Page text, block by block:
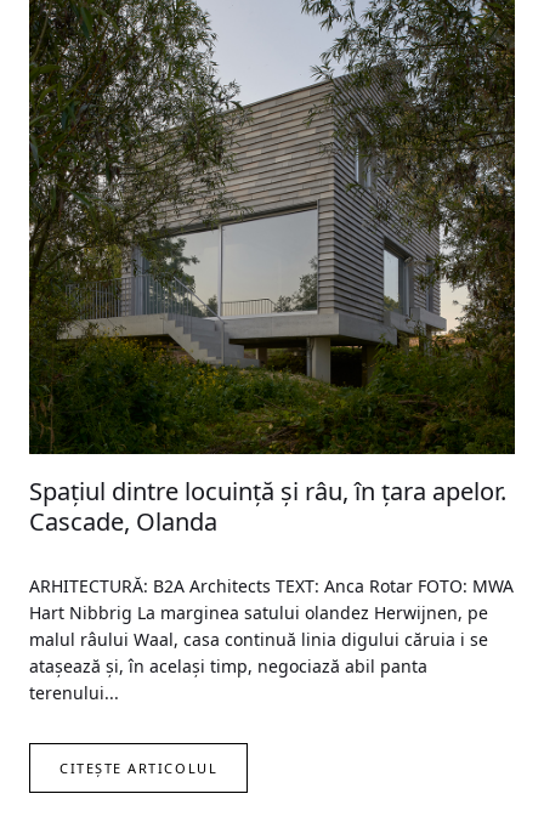
Spațiul dintre locuință și râu, în țara apelor.
Cascade, Olanda
ARHITECTURĂ: B2A Architects TEXT: Anca Rotar FOTO: MWA
Hart Nibbrig La marginea satului olandez Herwijnen, pe
malul râului Waal, casa continuă linia digului căruia i se
atașează și, în același timp, negociază abil panta
terenului...
CITEȘTE ARTICOLUL